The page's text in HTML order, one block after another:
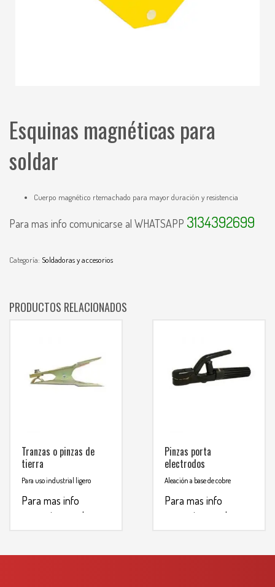
Esquinas magnéticas para
soldar
Cuerpo magnético rtemachado para mayor duración y resistencia
Para mas info comunicarse al WHATSAPP 3134392699
Categoría: Soldadoras y accesorios
PRODUCTOS RELACIONADOS
Tranzas o pinzas de
tierra
Para uso industrial ligero
Para mas info
comunicarse al
Pinzas porta
electrodos
Aleación a base de cobre
Para mas info
comunicarse al